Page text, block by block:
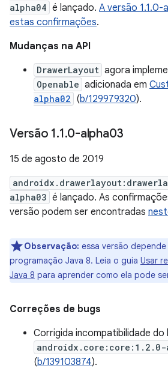
alpha04 é lançado. A versão
estas confirmações.
Mudanças na API
DrawerLayout agora
Openable adicionada em
alpha02 (b/129979320).
Versão 1.1.0-alpha03
15 de agosto de 2019
alpha03 é lançado. As
versão podem ser encontradas
Observação: essa versão
programação Java 8. Leia o guia Usar
Java 8 para aprender como ela pode
Correções de bugs
Corrigida incompatibilidade do
androidx.core:core:1.2.0-
(b/139103874).